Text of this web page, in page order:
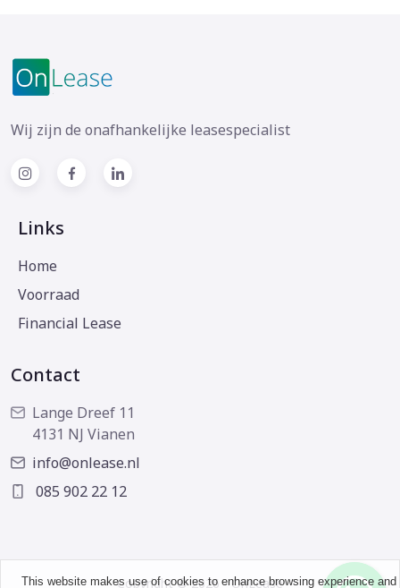
Wij zijn de onafhankelijke leasespecialist
Links
Home
Voorraad
Financial Lease
Contact
Lange Dreef 11
4131 NJ Vianen
info@onlease.nl
085 902 22 12
Copyright © 2026 - OnLease
This website makes use of cookies to enhance browsing experience and